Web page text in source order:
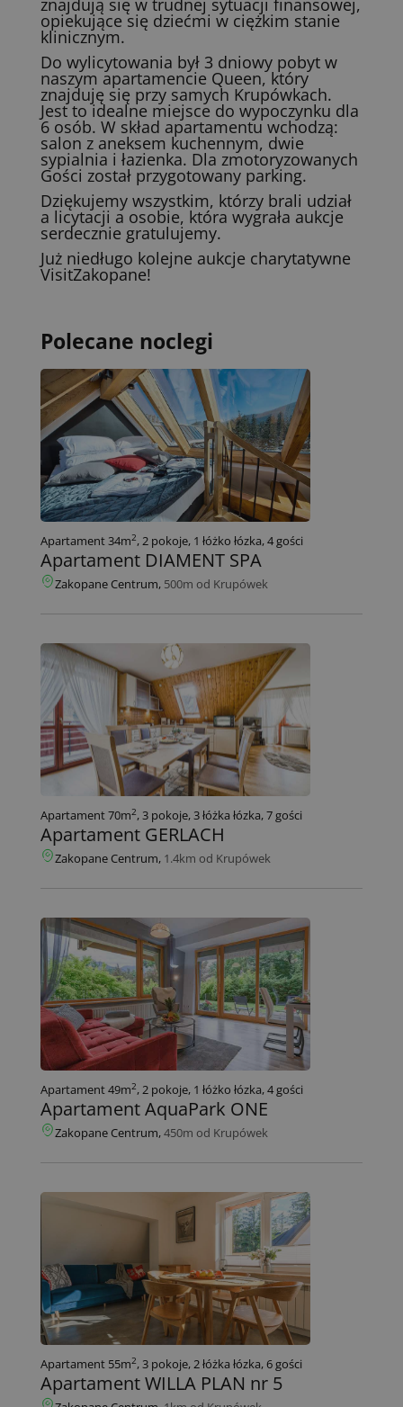
znajdują się w trudnej sytuacji finansowej,
opiekujące się dziećmi w ciężkim stanie
klinicznym.
Do wylicytowania był 3 dniowy pobyt w
naszym apartamencie Queen, który
znajduję się przy samych Krupówkach.
Jest to idealne miejsce do wypoczynku dla
6 osób. W skład apartamentu wchodzą:
salon z aneksem kuchennym, dwie
sypialnia i łazienka. Dla zmotoryzowanych
Gości został przygotowany parking.
Dziękujemy wszystkim, którzy brali udział
a licytacji a osobie, która wygrała aukcje
serdecznie gratulujemy.
Już niedługo kolejne aukcje charytatywne
VisitZakopane!
Polecane noclegi
Apartament 34m2, 2 pokoje, 1 łóżko łózka, 4 gości
Apartament DIAMENT SPA
Zakopane Centrum, 500m od Krupówek
Apartament 70m2, 3 pokoje, 3 łóżka łózka, 7 gości
Apartament GERLACH
Zakopane Centrum, 1.4km od Krupówek
Apartament 49m2, 2 pokoje, 1 łóżko łózka, 4 gości
Apartament AquaPark ONE
Zakopane Centrum,450m od Krupówek
Apartament 55m2, 3 pokoje, 2 łóżka łózka, 6 gości
Apartament WILLA PLAN nr 5